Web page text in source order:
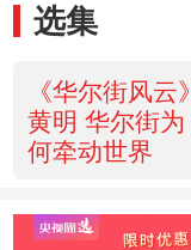
选集
《华尔街风云》
黄明 华尔街为
何牵动世界